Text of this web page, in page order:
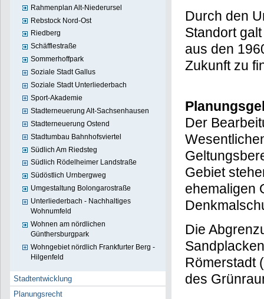
Rahmenplan Alt-Niederursel
Rebstock Nord-Ost
Riedberg
Schäfflestraße
Sommerhoffpark
Soziale Stadt Gallus
Soziale Stadt Unterliederbach
Sport-Akademie
Stadterneuerung Alt-Sachsenhausen
Stadterneuerung Ostend
Stadtumbau Bahnhofsviertel
Südlich Am Riedsteg
Südlich Rödelheimer Landstraße
Südöstlich Urnbergweg
Umgestaltung Bolongarostraße
Unterliederbach - Nachhaltiges
Wohnumfeld
Wohnen am nördlichen
Günthersburgpark
Wohngebiet nördlich Frankfurter Berg -
Hilgenfeld
Stadtentwicklung
Planungsrecht
Durch den
Standort
aus den
Zukunft zu
Der
Gebiet
ehemaligen
Die
Römerstadt
des